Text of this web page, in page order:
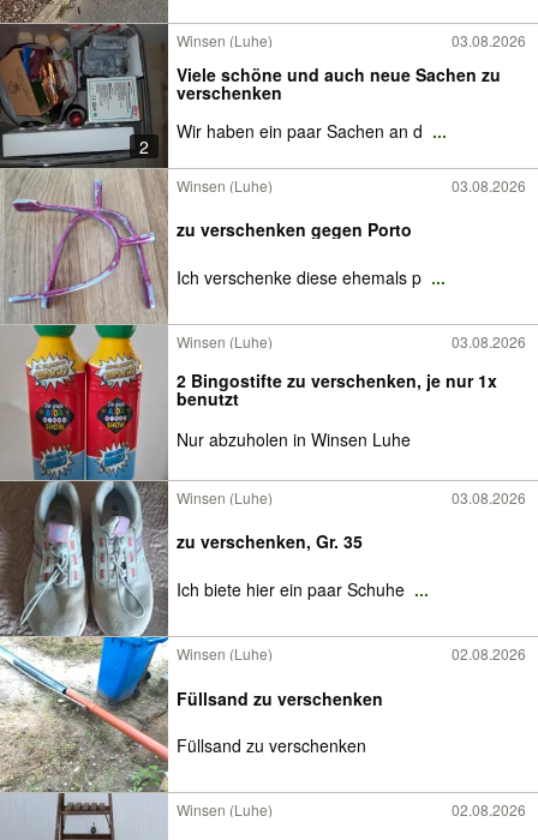
2
Winsen (Luhe) 03.08.2026
Viele schöne und auch neue Sachen zu
verschenken
Wir haben ein paar Sachen an d ...
Winsen (Luhe) 03.08.2026
zu verschenken gegen Porto
Ich verschenke diese ehemals p ...
Winsen (Luhe) 03.08.2026
2 Bingostifte zu verschenken, je nur 1x
benutzt
Nur abzuholen in Winsen Luhe
Winsen (Luhe) 03.08.2026
zu verschenken, Gr. 35
Ich biete hier ein paar Schuhe ...
Winsen (Luhe) 02.08.2026
Füllsand zu verschenken
Füllsand zu verschenken
Winsen (Luhe) 02.08.2026